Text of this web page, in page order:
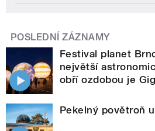
POSLEDNÍ ZÁZNAMY
Festival planet
největší
obří ozdobou je
Pekelný povětroň